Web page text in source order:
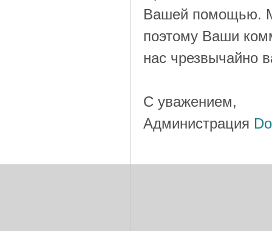
Вашей помощью.
поэтому Ваши
нас чрезвычайно
С уважением,
Администрация